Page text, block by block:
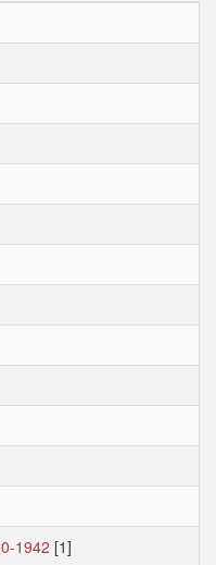
1942 [1]